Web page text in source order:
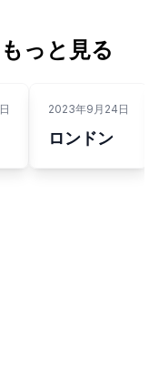
っと見る
2023年9月24日
ロンドン